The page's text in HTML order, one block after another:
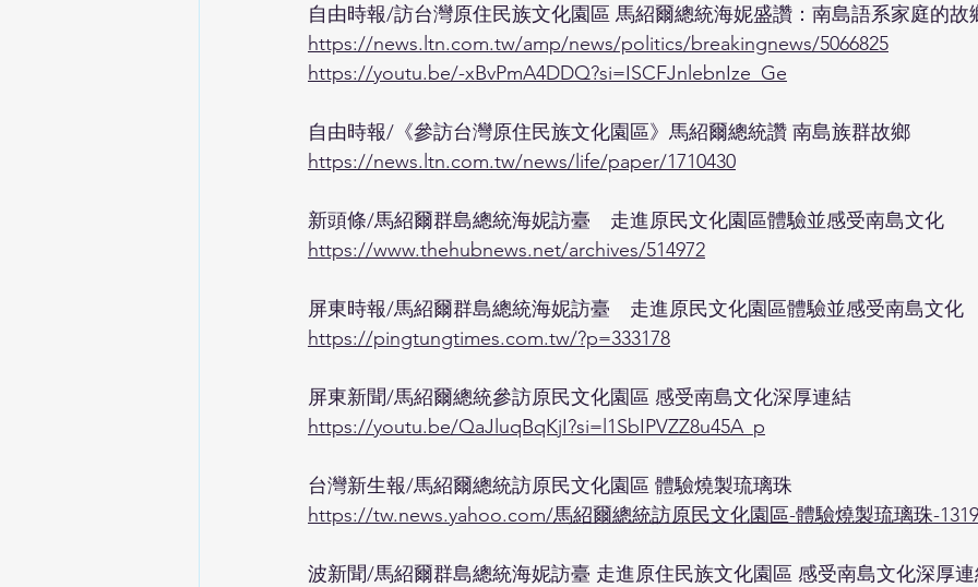
自由時報/訪台灣原住民族文化園區 馬紹爾總統海妮盛讚：南島語系家庭的故
https://news.ltn.com.tw/amp/news/politics/breakingnews/5066825
https://youtu.be/-xBvPmA4DDQ?si=ISCFJnlebnIze_Ge
自由時報/《參訪台灣原住民族文化園區》馬紹爾總統讚 南島族群故鄉
https://news.ltn.com.tw/news/life/paper/1710430
新頭條/馬紹爾群島總統海妮訪臺　走進原民文化園區體驗並感受南島文化
https://www.thehubnews.net/archives/514972
屏東時報/馬紹爾群島總統海妮訪臺　走進原民文化園區體驗並感受南島文化
https://pingtungtimes.com.tw/?p=333178
屏東新聞/馬紹爾總統參訪原民文化園區 感受南島文化深厚連結
https://youtu.be/QaJluqBqKjI?si=l1SbIPVZZ8u45A_p
台灣新生報/馬紹爾總統訪原民文化園區 體驗燒製琉璃珠
https://tw.news.yahoo.com/馬紹爾總統訪原民文化園區-體驗燒製琉璃珠-
波新聞/馬紹爾群島總統海妮訪臺 走進原住民族文化園區 感受南島文化深厚